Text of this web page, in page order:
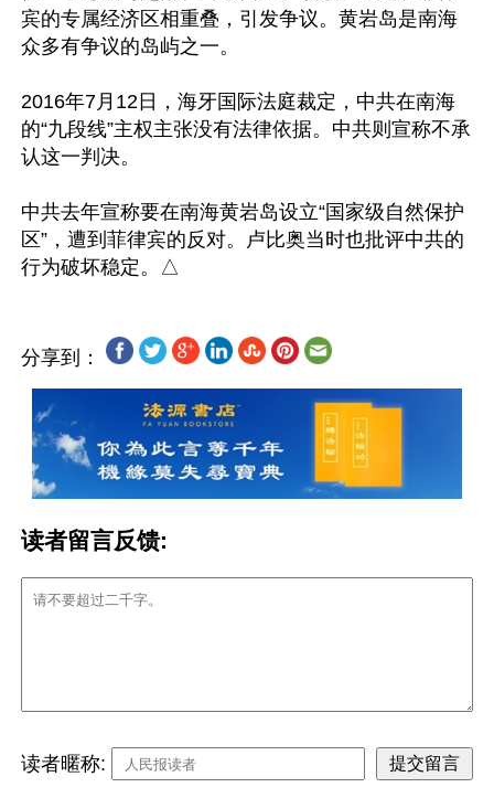
宾的专属经济区相重叠，引发争议。黄岩岛是南海
众多有争议的岛屿之一。
2016年7月12日，海牙国际法庭裁定，中共在南海
的“九段线”主权主张没有法律依据。中共则宣称不承
认这一判决。
中共去年宣称要在南海黄岩岛设立“国家级自然保护
区”，遭到菲律宾的反对。卢比奥当时也批评中共的
分享到：
读者留言反馈:
读者暱称: